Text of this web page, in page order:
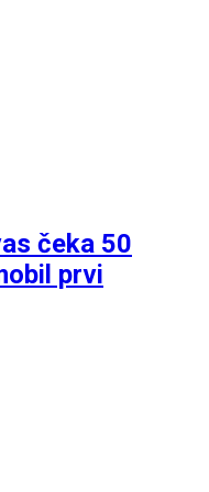
čeka 50
prvi